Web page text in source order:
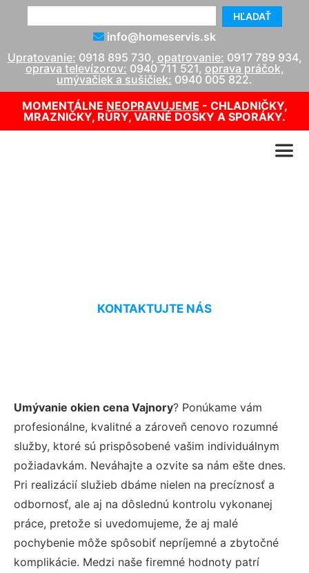
HĽADAŤ
info@homeservis.sk
Upratovanie: 0918 895 730, opatrovanie: 0917 789 934,
oprava televízorov: 0940 711 521, oprava práčok,
umývačiek a sušičiek: 0940 005 822.
MOMENTÁLNE NEOPRAVUJEME - CHLADNIČKY,
MRAZNIČKY, RÚRY, VARNÉ DOSKY A SPORÁKY.
KONTAKTUJTE NÁS
Umývanie okien cena Vajnory? Ponúkame vám
profesionálne, kvalitné a zároveň cenovo rozumné
služby, ktoré sú prispôsobené vašim individuálnym
požiadavkám. Neváhajte a ozvite sa nám ešte dnes.
Pri realizácií služieb dbáme nielen na precíznosť a
odbornosť, ale aj na dôslednú kontrolu vykonanej
práce, pretože si uvedomujeme, že aj malé
pochybenie môže spôsobiť nepríjemné a zbytočné
komplikácie. Medzi naše firemné hodnoty patrí